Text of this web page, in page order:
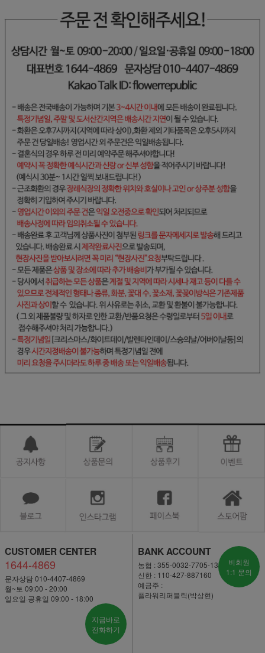
CUSTOMER CENTER
1644-4869
문자상담 010-4407-4869
월~토 09:00 - 20:00
일요일·공휴일 09:00 - 18:00
지금바로
전화하기
BANK ACCOUNT
농협 : 355-0032-7705-13
신한 : 110-427-887160
예금주 :
플라워리퍼블릭(박상현)
비회원
1:1 문의